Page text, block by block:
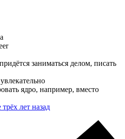
заниматься делом, писать
ядро, например, вместо
трёх лет назад